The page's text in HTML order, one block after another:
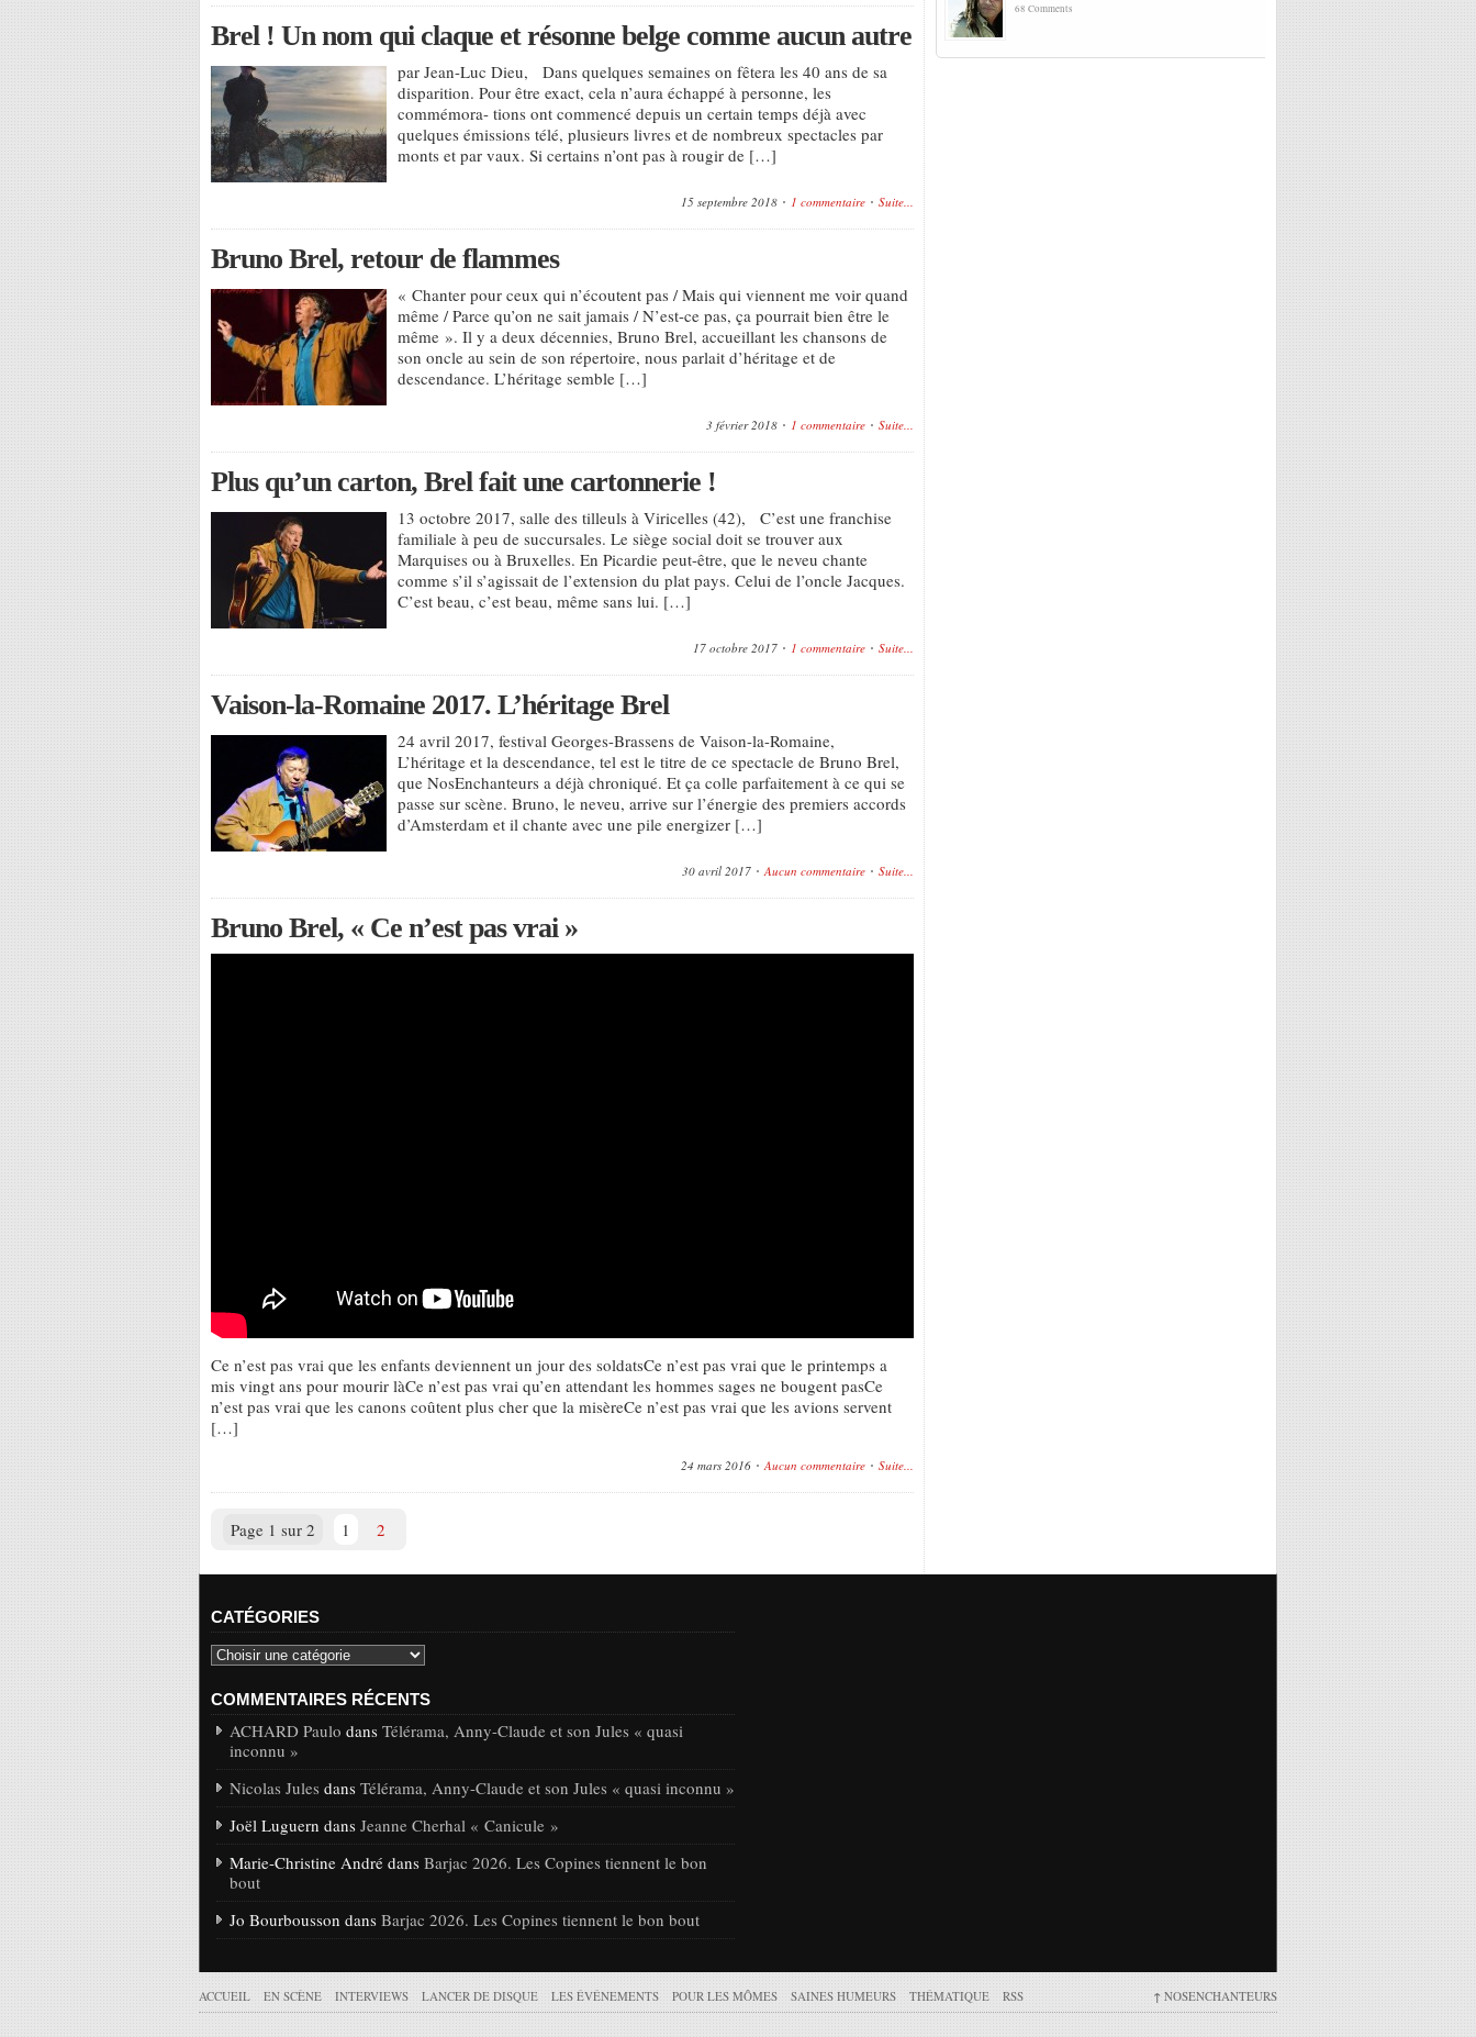
Brel ! Un nom qui claque et résonne belge comme aucun autre
par Jean-Luc Dieu, Dans quelques semaines on fêtera les 40 ans de sa
disparition. Pour être exact, cela n’aura échappé à personne, les
commémora- tions ont commencé depuis un certain temps déjà avec
quelques émissions télé, plusieurs livres et de nombreux spectacles par
monts et par vaux. Si certains n’ont pas à rougir de […]
15 septembre 2018 1 commentaire Suite...
Bruno Brel, retour de flammes
« Chanter pour ceux qui n’écoutent pas / Mais qui viennent me voir quand
même / Parce qu’on ne sait jamais / N’est-ce pas, ça pourrait bien être le
même ». Il y a deux décennies, Bruno Brel, accueillant les chansons de
son oncle au sein de son répertoire, nous parlait d’héritage et de
descendance. L’héritage semble […]
3 février 2018 1 commentaire Suite...
Plus qu’un carton, Brel fait une cartonnerie !
13 octobre 2017, salle des tilleuls à Viricelles (42), C’est une franchise
familiale à peu de succursales. Le siège social doit se trouver aux
Marquises ou à Bruxelles. En Picardie peut-être, que le neveu chante
comme s’il s’agissait de l’extension du plat pays. Celui de l’oncle Jacques.
C’est beau, c’est beau, même sans lui. […]
17 octobre 2017 1 commentaire Suite...
Vaison-la-Romaine 2017. L’héritage Brel
24 avril 2017, festival Georges-Brassens de Vaison-la-Romaine,
L’héritage et la descendance, tel est le titre de ce spectacle de Bruno Brel,
que NosEnchanteurs a déjà chroniqué. Et ça colle parfaitement à ce qui se
passe sur scène. Bruno, le neveu, arrive sur l’énergie des premiers accords
d’Amsterdam et il chante avec une pile energizer […]
30 avril 2017 Aucun commentaire Suite...
Bruno Brel, « Ce n’est pas vrai »
Ce n’est pas vrai que les enfants deviennent un jour des soldatsCe n’est pas vrai que le printemps a
mis vingt ans pour mourir làCe n’est pas vrai qu’en attendant les hommes sages ne bougent pasCe
n’est pas vrai que les canons coûtent plus cher que la misèreCe n’est pas vrai que les avions servent
[…]
24 mars 2016 Aucun commentaire Suite...
Page 1 sur 2 1 2
68 Comments
CATÉGORIES
COMMENTAIRES RÉCENTS
ACHARD Paulo dans Télérama, Anny-Claude et son Jules « quasi
inconnu »
Nicolas Jules dans Télérama, Anny-Claude et son Jules « quasi inconnu »
Joël Luguern dans Jeanne Cherhal « Canicule »
Marie-Christine André dans Barjac 2026. Les Copines tiennent le bon
bout
Jo Bourbousson dans Barjac 2026. Les Copines tiennent le bon bout
ACCUEIL EN SCÈNE INTERVIEWS LANCER DE DISQUE LES ÉVÉNEMENTS POUR LES MÔMES SAINES HUMEURS THÉMATIQUE RSS ↑ NOSENCHANTEURS